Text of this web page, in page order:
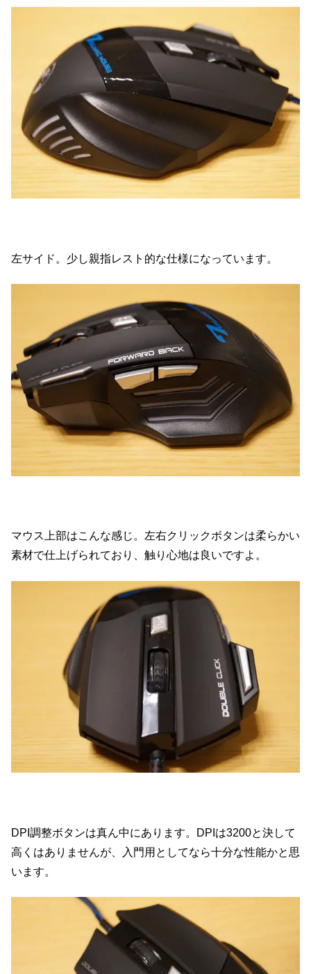
左サイド。少し親指レスト的な仕様になっています。
マウス上部はこんな感じ。左右クリックボタンは柔らかい
素材で仕上げられており、触り心地は良いですよ。
DPI調整ボタンは真ん中にあります。DPIは3200と決して
高くはありませんが、入門用としてなら十分な性能かと思
います。